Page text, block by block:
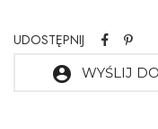
UDOSTĘPNIJ
account_circle WYŚLIJ